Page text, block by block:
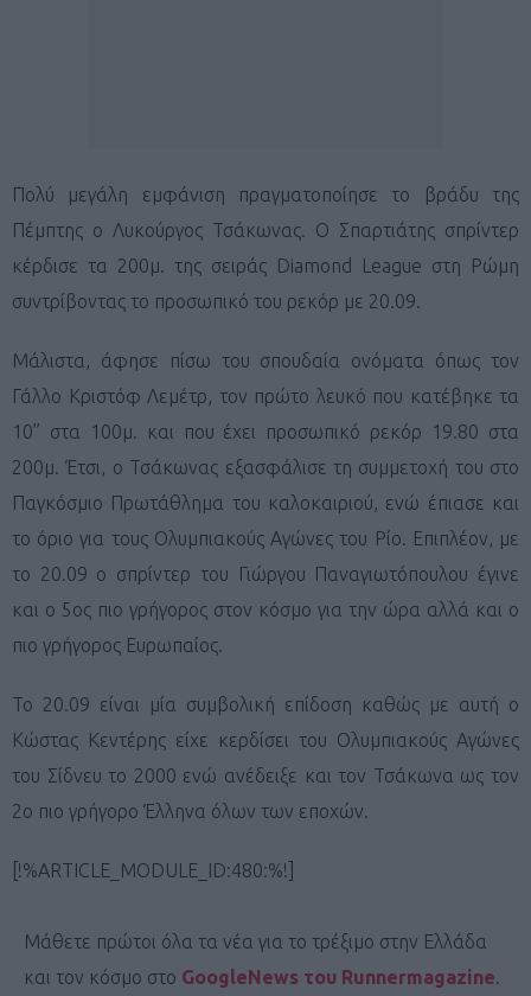
Πολύ μεγάλη εμφάνιση πραγματοποίησε το βράδυ της
Πέμπτης ο Λυκούργος Τσάκωνας. Ο Σπαρτιάτης σπρίντερ
κέρδισε τα 200μ. της σειράς Diamond League στη Ρώμη
συντρίβοντας το προσωπικό του ρεκόρ με 20.09.
Μάλιστα, άφησε πίσω του σπουδαία ονόματα όπως τον
Γάλλο Κριστόφ Λεμέτρ, τον πρώτο λευκό που κατέβηκε τα
10” στα 100μ. και που έχει προσωπικό ρεκόρ 19.80 στα
200μ. Έτσι, ο Τσάκωνας εξασφάλισε τη συμμετοχή του στο
Παγκόσμιο Πρωτάθλημα του καλοκαιριού, ενώ έπιασε και
το όριο για τους Ολυμπιακούς Αγώνες του Ρίο. Επιπλέον, με
το 20.09 ο σπρίντερ του Γιώργου Παναγιωτόπουλου έγινε
και ο 5ος πιο γρήγορος στον κόσμο για την ώρα αλλά και ο
πιο γρήγορος Ευρωπαίος.
Το 20.09 είναι μία συμβολική επίδοση καθώς με αυτή ο
Κώστας Κεντέρης είχε κερδίσει του Ολυμπιακούς Αγώνες
του Σίδνευ το 2000 ενώ ανέδειξε και τον Τσάκωνα ως τον
2ο πιο γρήγορο Έλληνα όλων των εποχών.
[!%ARTICLE_MODULE_ID:480:%!]
Μάθετε πρώτοι όλα τα νέα για το τρέξιμο στην Ελλάδα
και τον κόσμο στο GoogleNews του Runnermagazine.